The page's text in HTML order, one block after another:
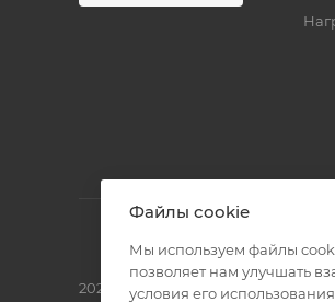
2026 © Полиграф кит - интернет-
Файлы cookie
Мы используем файлы
позволяет нам улучшать
условия его